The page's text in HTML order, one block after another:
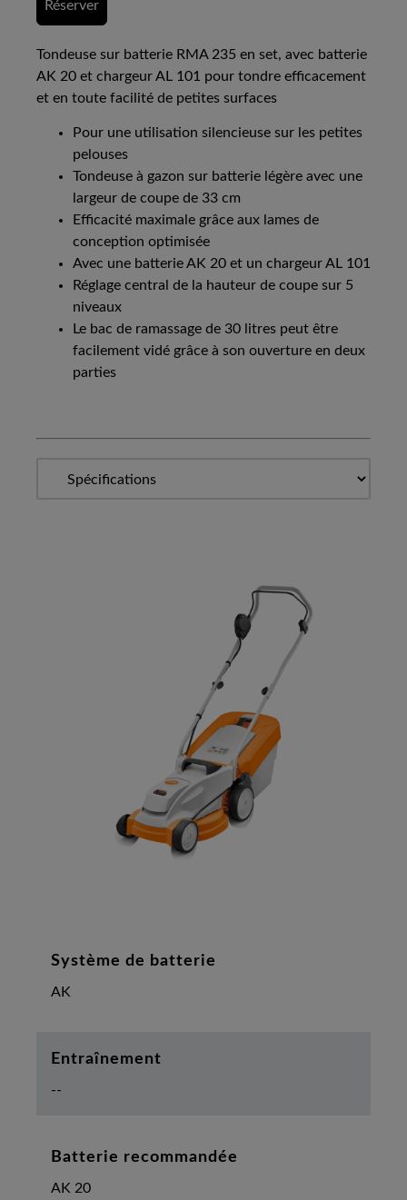
Réserver
Tondeuse sur batterie RMA 235 en set, avec batterie
AK 20 et chargeur AL 101 pour tondre efficacement
et en toute facilité de petites surfaces
Pour une utilisation silencieuse sur les petites
pelouses
Tondeuse à gazon sur batterie légère avec une
largeur de coupe de 33 cm
Efficacité maximale grâce aux lames de
conception optimisée
Avec une batterie AK 20 et un chargeur AL 101
Réglage central de la hauteur de coupe sur 5
niveaux
Le bac de ramassage de 30 litres peut être
facilement vidé grâce à son ouverture en deux
parties
Système de batterie
AK
Entraînement
--
Batterie recommandée
AK 20